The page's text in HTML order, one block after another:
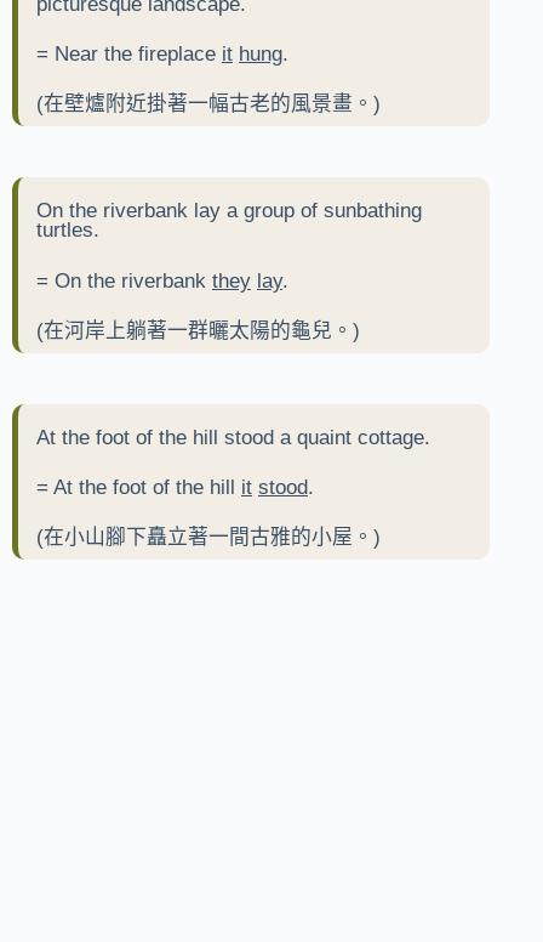
= Near the fireplace it hung.
(在壁爐附近掛著一幅古老的風景畫。)
On the riverbank lay a group of sunbathing
turtles.
= On the riverbank they lay.
(在河岸上躺著一群曬太陽的龜兒。)
At the foot of the hill stood a quaint cottage.
= At the foot of the hill it stood.
(在小山腳下矗立著一間古雅的小屋。)